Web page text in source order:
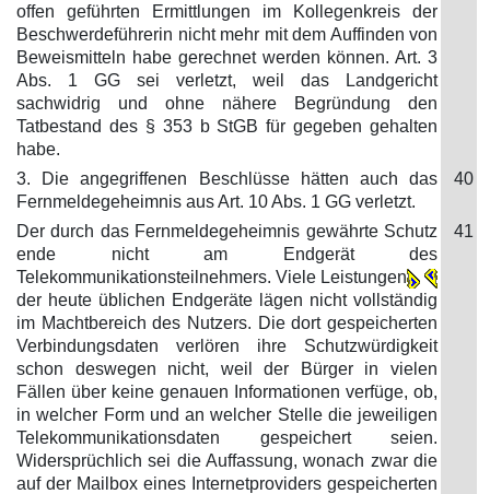
offen geführten Ermittlungen im Kollegenkreis der
Beschwerdeführerin nicht mehr mit dem Auffinden von
Beweismitteln habe gerechnet werden können. Art. 3
Abs. 1 GG sei verletzt, weil das Landgericht
sachwidrig und ohne nähere Begründung den
Tatbestand des § 353 b StGB für gegeben gehalten
habe.
3. Die angegriffenen Beschlüsse hätten auch das
Fernmeldegeheimnis aus Art. 10 Abs. 1 GG verletzt.
40
Der durch das Fernmeldegeheimnis gewährte Schutz
ende nicht am Endgerät des
Telekommunikationsteilnehmers. Viele Leistungen
der heute üblichen Endgeräte lägen nicht vollständig
im Machtbereich des Nutzers. Die dort gespeicherten
Verbindungsdaten verlören ihre Schutzwürdigkeit
schon deswegen nicht, weil der Bürger in vielen
Fällen über keine genauen Informationen verfüge, ob,
in welcher Form und an welcher Stelle die jeweiligen
Telekommunikationsdaten gespeichert seien.
Widersprüchlich sei die Auffassung, wonach zwar die
auf der Mailbox eines Internetproviders gespeicherten
41